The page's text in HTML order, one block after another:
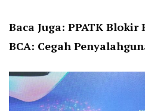
Baca Juga: PPATK Blokir
BCA: Cegah